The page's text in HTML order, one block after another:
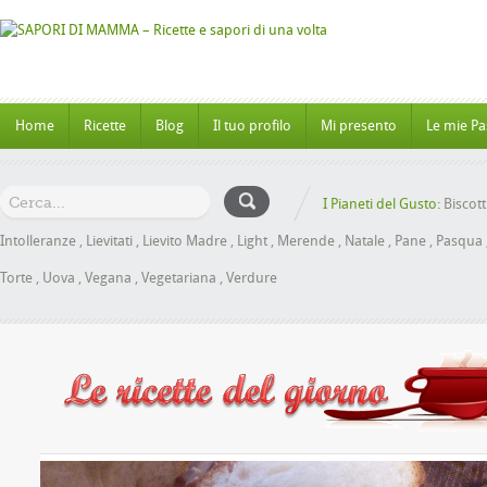
Home Ricette Blog Il tuo profilo Mi presento Le mie
I Pianeti del Gusto:
Intolleranze , Lievitati , Lievito Madre , Light , Merende , Natale , Pane , Pasqua
Torte , Uova , Vegana , Vegetariana , Verdure
al Miele senza